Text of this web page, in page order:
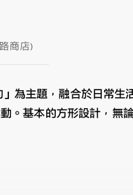
商店)
為主題，融合於日常
。基本的方形設計，無